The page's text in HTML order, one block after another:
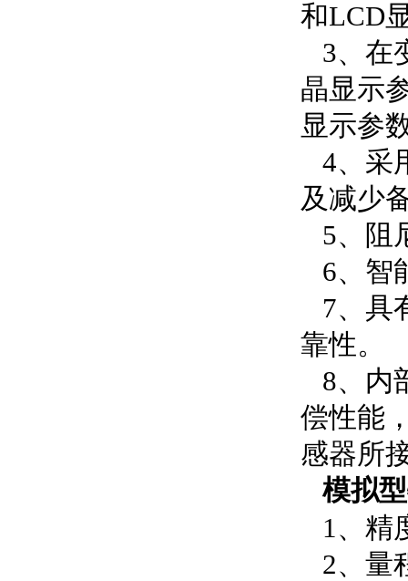
和LCD
3、在
晶显示
显示参
4、采
及减少
5、阻
6、智
7、具
靠性。
8、内
偿性能
感器所
模拟
1、精
2、量